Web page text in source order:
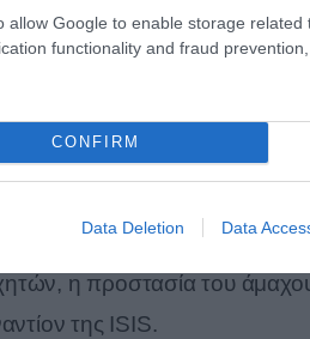
allow Google to enable storage related
functionality and fraud
CONFIRM
Data Deletion Data
στο CNN η απόσυρση
ότι θα
ειδικών
η προστασία του
της ISIS.